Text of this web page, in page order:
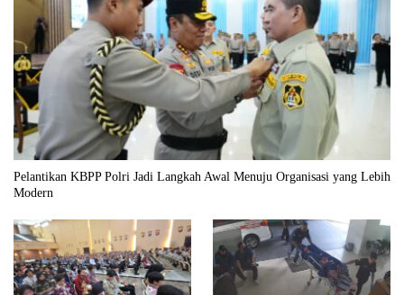
Pelantikan KBPP Polri Jadi Langkah Awal Menuju Organisasi yang Lebih
Modern